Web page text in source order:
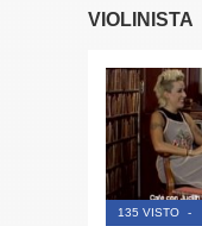
VIOLINISTA
135 VISTO -